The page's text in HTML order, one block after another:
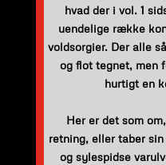
hvad der i vol. 1
uendelige række
voldsorgier. Der alle
og flot tegnet,
hurtigt en
Her er det som
retning, eller taber
og sylespidse